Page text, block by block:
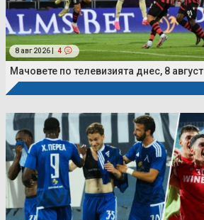
8 авг 2026 | 4
Мачовете по телевизията днес, 8 август